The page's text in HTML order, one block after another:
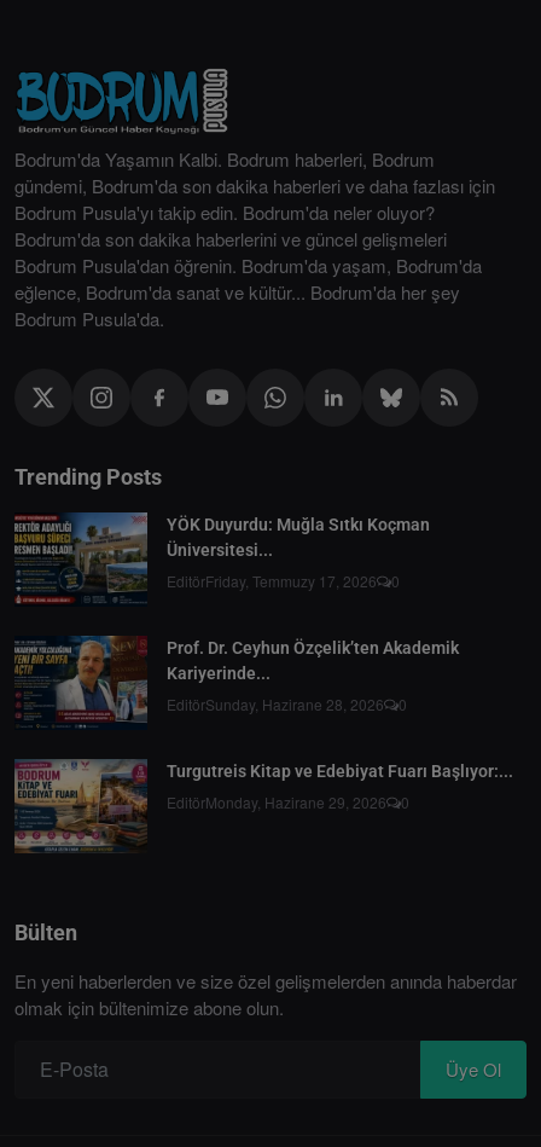
Bodrum'da Yaşamın Kalbi. Bodrum haberleri, Bodrum
gündemi, Bodrum'da son dakika haberleri ve daha fazlası için
Bodrum Pusula'yı takip edin. Bodrum'da neler oluyor?
Bodrum'da son dakika haberlerini ve güncel gelişmeleri
Bodrum Pusula'dan öğrenin. Bodrum'da yaşam, Bodrum'da
eğlence, Bodrum'da sanat ve kültür... Bodrum'da her şey
Bodrum Pusula'da.
Trending Posts
YÖK Duyurdu: Muğla Sıtkı Koçman
Üniversitesi...
EditörFriday, Temmuzy 17, 2026 0
Prof. Dr. Ceyhun Özçelik’ten Akademik
Kariyerinde...
EditörSunday, Hazirane 28, 2026 0
Turgutreis Kitap ve Edebiyat Fuarı Başlıyor:...
EditörMonday, Hazirane 29, 2026 0
Bülten
En yeni haberlerden ve size özel gelişmelerden anında haberdar
olmak için bültenimize abone olun.
Üye Ol